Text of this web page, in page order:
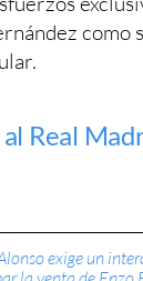
como
Real
exige un